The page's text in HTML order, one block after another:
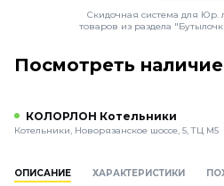
Скидочная система для Юр.
товаров из раздела
Посмотреть наличие
КОЛОРЛОН Котельники
Котельники, Новорязанское шоссе, 5, ТЦ М5
ОПИСАНИЕ ХАРАКТЕРИСТИКИ